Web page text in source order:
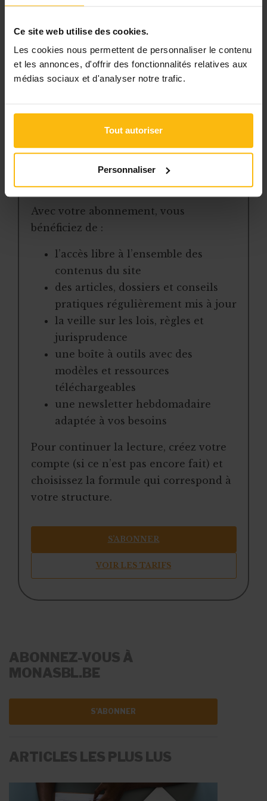
Ce site web utilise des cookies.
Les cookies nous permettent de personnaliser le contenu
et les annonces, d'offrir des fonctionnalités relatives aux
médias sociaux et d'analyser notre trafic.
Tout autoriser
Personnaliser
fondations reconnues en Belgique et au
SOCIALware, qui organisent des évènements
caritatif
abonnés
L’abonnement MonASBL vous donne
un accès complet à des ressources
pratiques et à une expertise actualisée
pour gérer efficacement votre ASBL.
Avec votre abonnement, vous
bénéficiez de :
l’accès libre à l’ensemble des
contenus du site
des articles, dossiers et conseils
pratiques régulièrement mis à jour
la veille sur les lois, règles et
jurisprudence
une boîte à outils avec des
modèles et ressources
téléchargeables
une newsletter hebdomadaire
adaptée à vos besoins
Pour continuer la lecture, créez votre
compte (si ce n’est pas encore fait) et
choisissez la formule qui correspond à
votre structure.
S’ABONNER
VOIR LES TARIFS
ABONNEZ-VOUS À
MONASBL.BE
S'ABONNER
ARTICLES LES PLUS LUS